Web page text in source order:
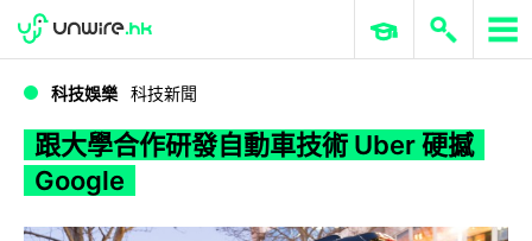
WWDC 2026 ERP 與商業 AI
科技娛樂 科技新聞
跟大學合作研發自動車技術 Uber 硬撼
Google